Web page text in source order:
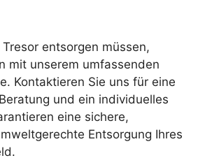
entsorgen müssen,
mit unserem umfassenden
Kontaktieren Sie uns für eine
und ein individuelles
eine sichere,
Entsorgung Ihres